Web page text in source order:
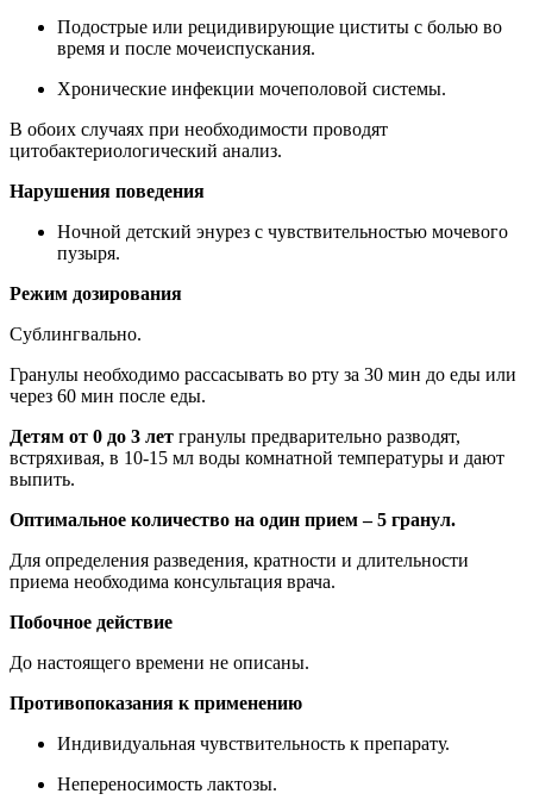
Подострые или рецидивирующие циститы с болью во
время и после мочеиспускания.
Хронические инфекции мочеполовой системы.
В обоих случаях при необходимости проводят
цитобактериологический анализ.
Нарушения поведения
Ночной детский энурез с чувствительностью мочевого
пузыря.
Режим дозирования
Сублингвально.
Гранулы необходимо рассасывать во рту за 30 мин до еды или
через 60 мин после еды.
Детям от 0 до 3 лет гранулы предварительно разводят,
встряхивая, в 10-15 мл воды комнатной температуры и дают
выпить.
Оптимальное количество на один прием – 5 гранул.
Для определения разведения, кратности и длительности
приема необходима консультация врача.
Побочное действие
До настоящего времени не описаны.
Противопоказания к применению
Индивидуальная чувствительность к препарату.
Непереносимость лактозы.